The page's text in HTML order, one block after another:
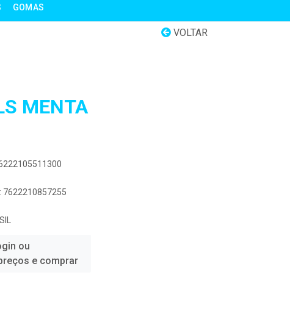
GOMAS
VOLTAR
MENTA
7622210857255
ou
e comprar